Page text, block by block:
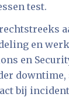
test.
en
en
bij